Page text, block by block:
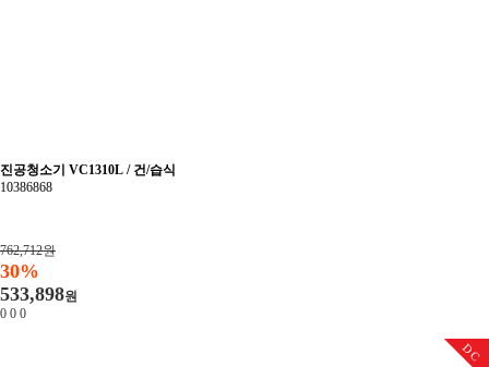
진공청소기 VC1310L / 건/습식
10386868
762,712원
30%
533,898원
0 0 0
DC